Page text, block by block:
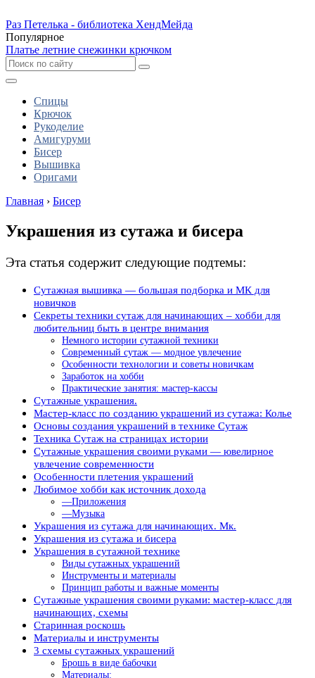
Раз Петелька - библиотека ХендМейда
Популярное
Платье летние снежинки крючком
Спицы
Крючок
Рукоделие
Амигуруми
Бисер
Вышивка
Оригами
Главная › Бисер
Украшения из сутажа и бисера
Эта статья содержит следующие подтемы:
Сутажная вышивка — большая подборка и МК для
новичков
Секреты техники сутаж для начинающих – хобби для
любительниц быть в центре внимания
Немного истории сутажной техники
Современный сутаж — модное увлечение
Особенности технологии и советы новичкам
Заработок на хобби
Практические занятия: мастер-кассы
Сутажные украшения.
Мастер-класс по созданию украшений из сутажа: Колье
Основы создания украшений в технике Сутаж
Техника Сутаж на страницах истории
Сутажные украшения своими руками — ювелирное
увлечение современности
Особенности плетения украшений
Любимое хобби как источник дохода
—Приложения
—Музыка
Украшения из сутажа для начинающих. Мк.
Украшения из сутажа и бисера
Украшения в сутажной технике
Виды сутажных украшений
Инструменты и материалы
Принцип работы и важные моменты
Сутажные украшения своими руками: мастер-класс для
начинающих, схемы
Старинная роскошь
Материалы и инструменты
3 схемы сутажных украшений
Брошь в виде бабочки
Материалы: